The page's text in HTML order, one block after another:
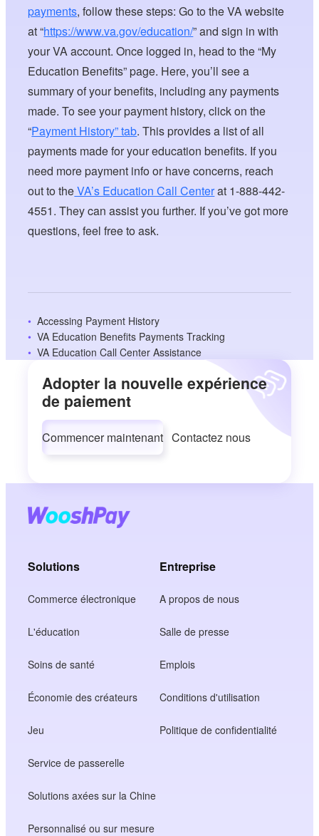
payments, follow these steps: Go to the VA website
at “https://www.va.gov/education/” and sign in with
your VA account. Once logged in, head to the “My
Education Benefits” page. Here, you’ll see a
summary of your benefits, including any payments
made. To see your payment history, click on the
“Payment History” tab. This provides a list of all
payments made for your education benefits. If you
need more payment info or have concerns, reach
out to theVA’s Education Call Centerat 1-888-442-
4551. They can assist you further. If you’ve got more
questions, feel free to ask.
Accessing Payment History
VA Education Benefits Payments Tracking
VA Education Call Center Assistance
Adopter la nouvelle expérience
de paiement
Commencer maintenant Contactez nous
Solutions
Commerce électronique
L'éducation
Soins de santé
Économie des créateurs
Jeu
Service de passerelle
Solutions axées sur la Chine
Personnalisé ou sur mesure
Entreprise
A propos de nous
Salle de presse
Emplois
Conditions d'utilisation
Politique de confidentialité